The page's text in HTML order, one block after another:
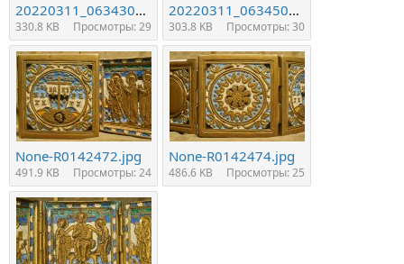
20220311_063430_none-r0142440-cr_160.jpg
330.8 KB Просмотры: 29
20220311_063450_none-r0142441-cr_105.jpg
303.8 KB Просмотры: 30
None-R0142472.jpg
491.9 KB Просмотры: 24
None-R0142474.jpg
486.6 KB Просмотры: 25